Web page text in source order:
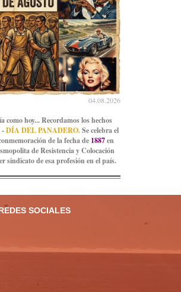
04.08.2026
como hoy... Recordamos los hechos
-DÍA DEL PANADERO.Se celebra el
de la fecha de 1887en
de Resistencia y Colocación
sindicato de esa profesión en el país.
SOCIALES